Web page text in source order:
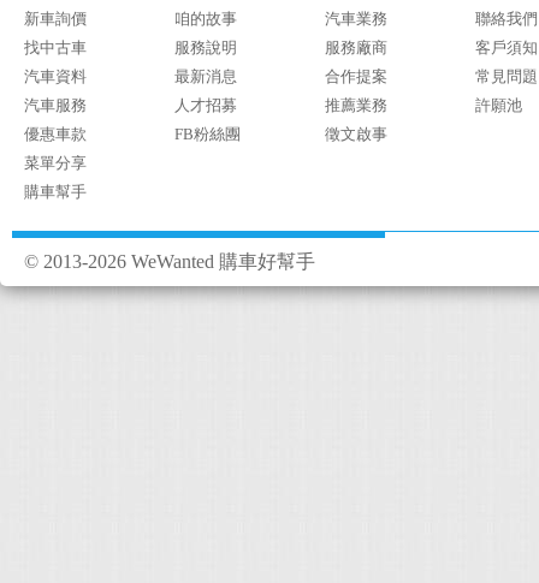
新車詢價
找中古車
汽車資料
汽車服務
優惠車款
菜單分享
購車幫手
咱的故事
服務說明
最新消息
人才招募
FB粉絲團
汽車業務
服務廠商
合作提案
推薦業務
徵文啟事
聯絡我們
客戶須知
常見問題
許願池
© 2013-2026 WeWanted 購車好幫手